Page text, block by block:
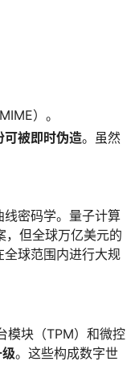
）。
可被即时伪造。虽然
密码学。量子计算
，但全球万亿美元的
球范围内进行大规
模块（TPM）和微控
。这些构成数字世